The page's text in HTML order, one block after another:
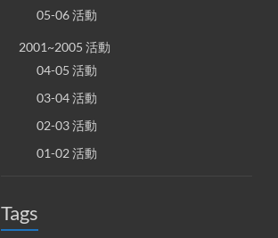
05-06 活動
2001~2005 活動
04-05 活動
03-04 活動
02-03 活動
01-02 活動
Tags